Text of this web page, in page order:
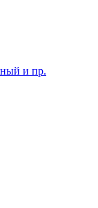
и пр.